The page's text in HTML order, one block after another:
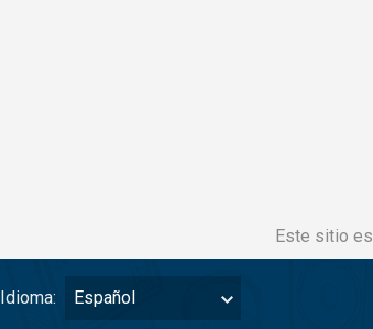
Este sitio
Idioma: Español